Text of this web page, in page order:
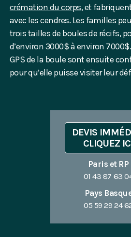
crémation du corps, et
avec les cendres. Les familles
trois tailles de boules de récifs,
d’environ 3000$ à environ
GPS de la boule sont ensuite
pour qu’elle puisse visiter leur
DEVIS
CLIQUEZ
Paris et RP
01 43 87 63
Pays
05 59 29 24